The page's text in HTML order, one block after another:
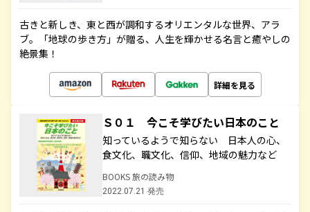
古きと新しき、東と西が調和するオリエンタルな世界、アラ
ブ。「地球の歩き方」が贈る、人生を輝かせる名言と癒やしの
絶景集！
詳細を見る
Ｓ０１ 今こそ学びたい日本のこと
知っているようで知らない 日本人の心、
食文化、職文化、信仰、地域の魅力など
BOOKS 旅の読み物
2022.07.21 発売